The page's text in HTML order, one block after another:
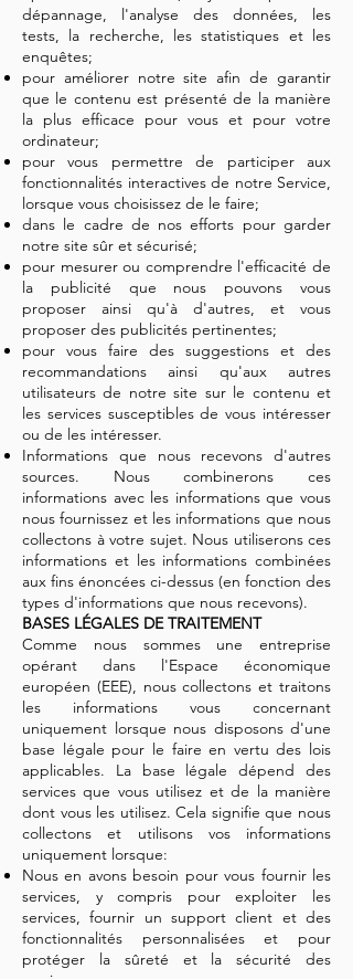
dépannage, l'analyse des données, les
tests, la recherche, les statistiques et les
enquêtes;
pour améliorer notre site afin de garantir
que le contenu est présenté de la manière
la plus efficace pour vous et pour votre
ordinateur;
pour vous permettre de participer aux
fonctionnalités interactives de notre Service,
lorsque vous choisissez de le faire;
dans le cadre de nos efforts pour garder
notre site sûr et sécurisé;
pour mesurer ou comprendre l'efficacité de
la publicité que nous pouvons vous
proposer ainsi qu'à d'autres, et vous
proposer des publicités pertinentes;
pour vous faire des suggestions et des
recommandations ainsi qu'aux autres
utilisateurs de notre site sur le contenu et
les services susceptibles de vous intéresser
ou de les intéresser.
Informations que nous recevons d'autres
sources. Nous combinerons ces
informations avec les informations que vous
nous fournissez et les informations que nous
collectons à votre sujet. Nous utiliserons ces
informations et les informations combinées
aux fins énoncées ci-dessus (en fonction des
types d'informations que nous recevons).
BASES LÉGALES DE TRAITEMENT
Comme nous sommes une entreprise
opérant dans l'Espace économique
européen (EEE), nous collectons et traitons
les informations vous concernant
uniquement lorsque nous disposons d'une
base légale pour le faire en vertu des lois
applicables. La base légale dépend des
services que vous utilisez et de la manière
dont vous les utilisez. Cela signifie que nous
collectons et utilisons vos informations
uniquement lorsque:
Nous en avons besoin pour vous fournir les
services, y compris pour exploiter les
services, fournir un support client et des
fonctionnalités personnalisées et pour
protéger la sûreté et la sécurité des